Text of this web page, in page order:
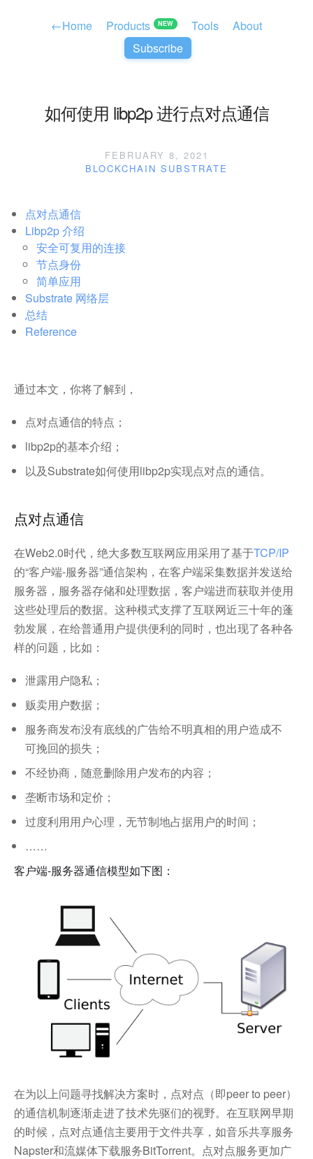
←Home Products NEW Tools
About
Subscribe
如何使用 libp2p 进行点对点通信
FEBRUARY 8, 2021
BLOCKCHAIN SUBSTRATE
点对点通信
Libp2p 介绍
安全可复用的连接
节点身份
简单应用
Substrate 网络层
总结
Reference
通过本文，你将了解到，
点对点通信的特点；
libp2p的基本介绍；
以及Substrate如何使用libp2p实现点对点的通信。
点对点通信
在Web2.0时代，绝大多数互联网应用采用了基于TCP/IP
的“客户端-服务器”通信架构，在客户端采集数据并发送给
服务器，服务器存储和处理数据，客户端进而获取并使用
这些处理后的数据。这种模式支撑了互联网近三十年的蓬
勃发展，在给普通用户提供便利的同时，也出现了各种各
样的问题，比如：
泄露用户隐私；
贩卖用户数据；
服务商发布没有底线的广告给不明真相的用户造成不
可挽回的损失；
不经协商，随意删除用户发布的内容；
垄断市场和定价；
过度利用用户心理，无节制地占据用户的时间；
……
客户端-服务器通信模型如下图：
在为以上问题寻找解决方案时，点对点（即peer to peer）
的通信机制逐渐走进了技术先驱们的视野。在互联网早期
的时候，点对点通信主要用于文件共享，如音乐共享服务
Napster和流媒体下载服务BitTorrent。点对点服务更加广